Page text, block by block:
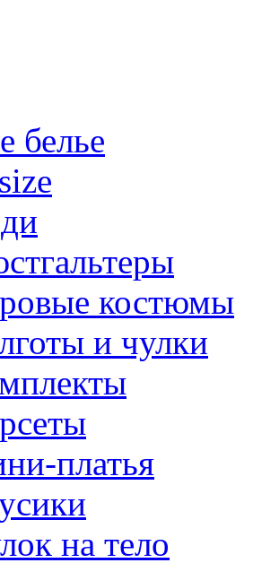
белье
костюмы
и чулки
платья
на тело